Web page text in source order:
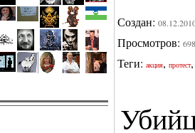
Создан:
Просмотров:
Теги: акция, протест